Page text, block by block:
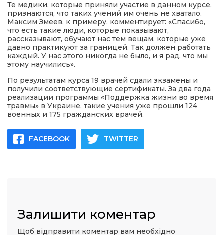
Те медики, которые приняли участие в данном курсе,
признаются, что таких учений им очень не хватало.
Максим Змеев, к примеру, комментирует: «Спасибо,
что есть такие люди, которые показывают,
рассказывают, обучают нас тем вещам, которые уже
давно практикуют за границей. Так должен работать
каждый. У нас этого никогда не было, и я рад, что мы
этому научились».
По результатам курса 19 врачей сдали экзамены и
получили соответствующие сертификаты. За два года
реализации программы «Поддержка жизни во время
травмы» в Украине, такие учения уже прошли 124
военных и 175 гражданских врачей.
FACEBOOK TWITTER
Залишити коментар
Щоб відправити коментар вам необхідно